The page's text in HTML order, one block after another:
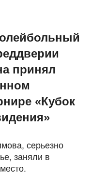
принял
«Кубок
серьезно
заняли в